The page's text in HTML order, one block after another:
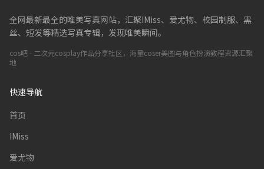
全网最新最全的唯美写真网站，汇聚IMiss、爱尤物、校园制服、黑
丝、短发等精选写真专辑，发现唯美瞬间。
cos吧 - 二次元cosplay作品分享社区，海量coser美图与角色扮演教程资源汇聚
地
快速导航
首页
IMiss
爱尤物